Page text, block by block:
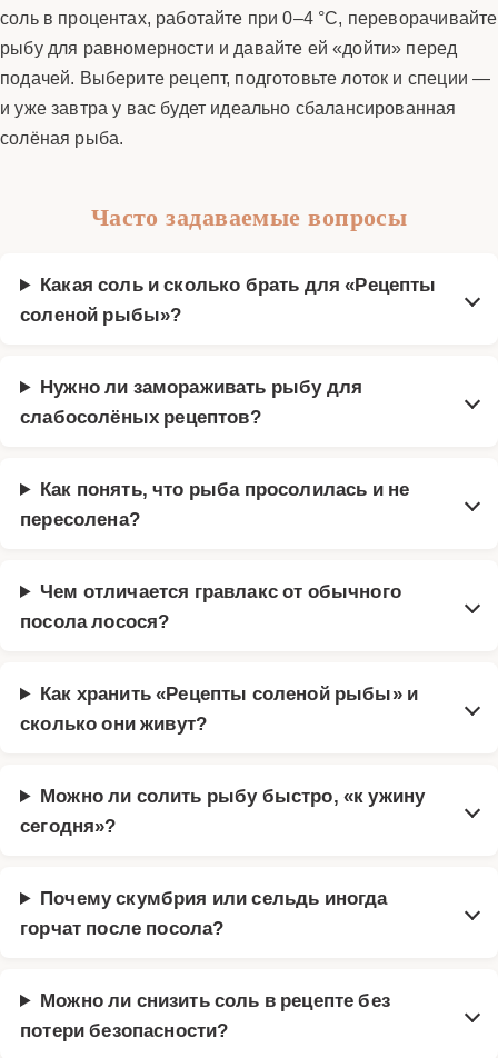
соль в процентах, работайте при 0–4 °C, переворачивайте
рыбу для равномерности и давайте ей «дойти» перед
подачей. Выберите рецепт, подготовьте лоток и специи —
и уже завтра у вас будет идеально сбалансированная
солёная рыба.
Часто задаваемые вопросы
Какая соль и сколько брать для «Рецепты
соленой рыбы»?
Нужно ли замораживать рыбу для
слабосолёных рецептов?
Как понять, что рыба просолилась и не
пересолена?
Чем отличается гравлакс от обычного
посола лосося?
Как хранить «Рецепты соленой рыбы» и
сколько они живут?
Можно ли солить рыбу быстро, «к ужину
сегодня»?
Почему скумбрия или сельдь иногда
горчат после посола?
Можно ли снизить соль в рецепте без
потери безопасности?